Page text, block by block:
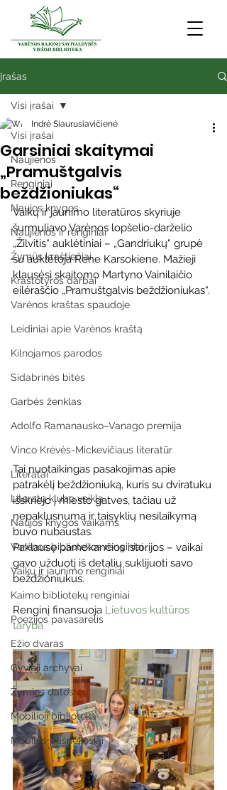
Įrašas
Visi įrašai
Naujienos
Renginiai
Naujos knygos
Naujienos ir renginiai
Žymūs kraštiečiai
Kraštotyros darbai
Varėnos kraštas spaudoje
Leidiniai apie Varėnos kraštą
Kilnojamos parodos
Sidabrinės bitės
Garbės ženklas
Adolfo Ramanausko–Vanago premija
Vinco Krėvės-Mickevičiaus literatūr
Literatai
Literatų klubo veikla
Naujos knygos vaikams
Varėnos bibliotekos renginiai
Vaikų ir jaunimo renginiai
Kaimo bibliotekų renginiai
Poezijos pavasarėlis
Ežio dvaras
Gyvieji archyvai
Žymios datos
Mobilioji biblioteka
Mobilūs pašnekesiai
Visi įrašai
Garsiniai skaitymai
„Pramuštgalvis
beždžioniukas“
Indrė Siaurusiavičienė
Vaikų ir jaunimo literatūros skyriuje
šurmuliavo Varėnos lopšelio-darželio
„Žilvitis“ auklėtiniai – „Gandriukų“ grupė
su auklėtoja Rene Karsokiene. Mažieji
klausėsi skaitomo Martyno Vainilaičio
eilėraščio „Pramuštgalvis beždžioniukas“.
Tai nuotaikingas pasakojimas apie
patrakėlį beždžioniuką, kuris su dviratuku
išskriejo į miesto gatves, tačiau už
nepaklusnumą ir taisyklių nesilaikymą
buvo nubaustas.
Paklausę pamokančios istorijos – vaikai
gavo užduotį iš detalių suklijuoti savo
beždžioniukus.
Renginį finansuoja Lietuvos kultūros
taryba